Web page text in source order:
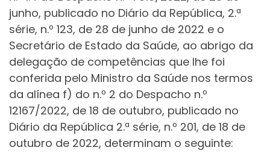
junho, publicado no Diário da República, 2.ª
série, n.º 123, de 28 de junho de 2022 e o
Secretário de Estado da Saúde, ao abrigo da
delegação de competências que lhe foi
conferida pelo Ministro da Saúde nos termos
da alínea f) do n.º 2 do Despacho n.º
12167/2022, de 18 de outubro, publicado no
Diário da República 2.ª série, n.º 201, de 18 de
outubro de 2022, determinam o seguinte: